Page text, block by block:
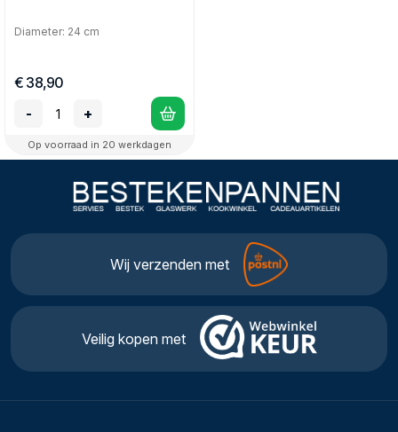
Diameter: 24 cm
€ 38,90
-
+
Op voorraad in 20 werkdagen
Wij verzenden met
Veilig kopen met